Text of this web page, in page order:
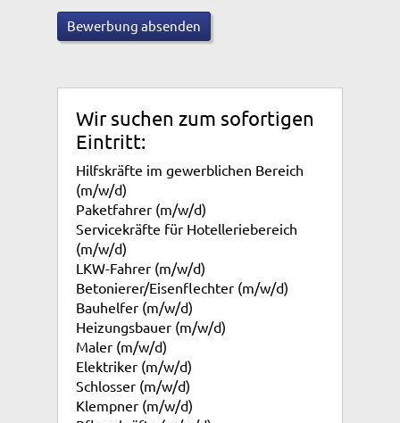
Wir suchen zum sofortigen
Eintritt:
Hilfskräfte im gewerblichen Bereich
(m/w/d)
Paketfahrer (m/w/d)
Servicekräfte für Hotelleriebereich
(m/w/d)
LKW-Fahrer (m/w/d)
Betonierer/Eisenflechter (m/w/d)
Bauhelfer (m/w/d)
Heizungsbauer (m/w/d)
Maler (m/w/d)
Elektriker (m/w/d)
Schlosser (m/w/d)
Klempner (m/w/d)